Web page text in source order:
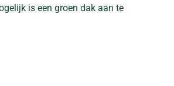
is een groen dak aan te